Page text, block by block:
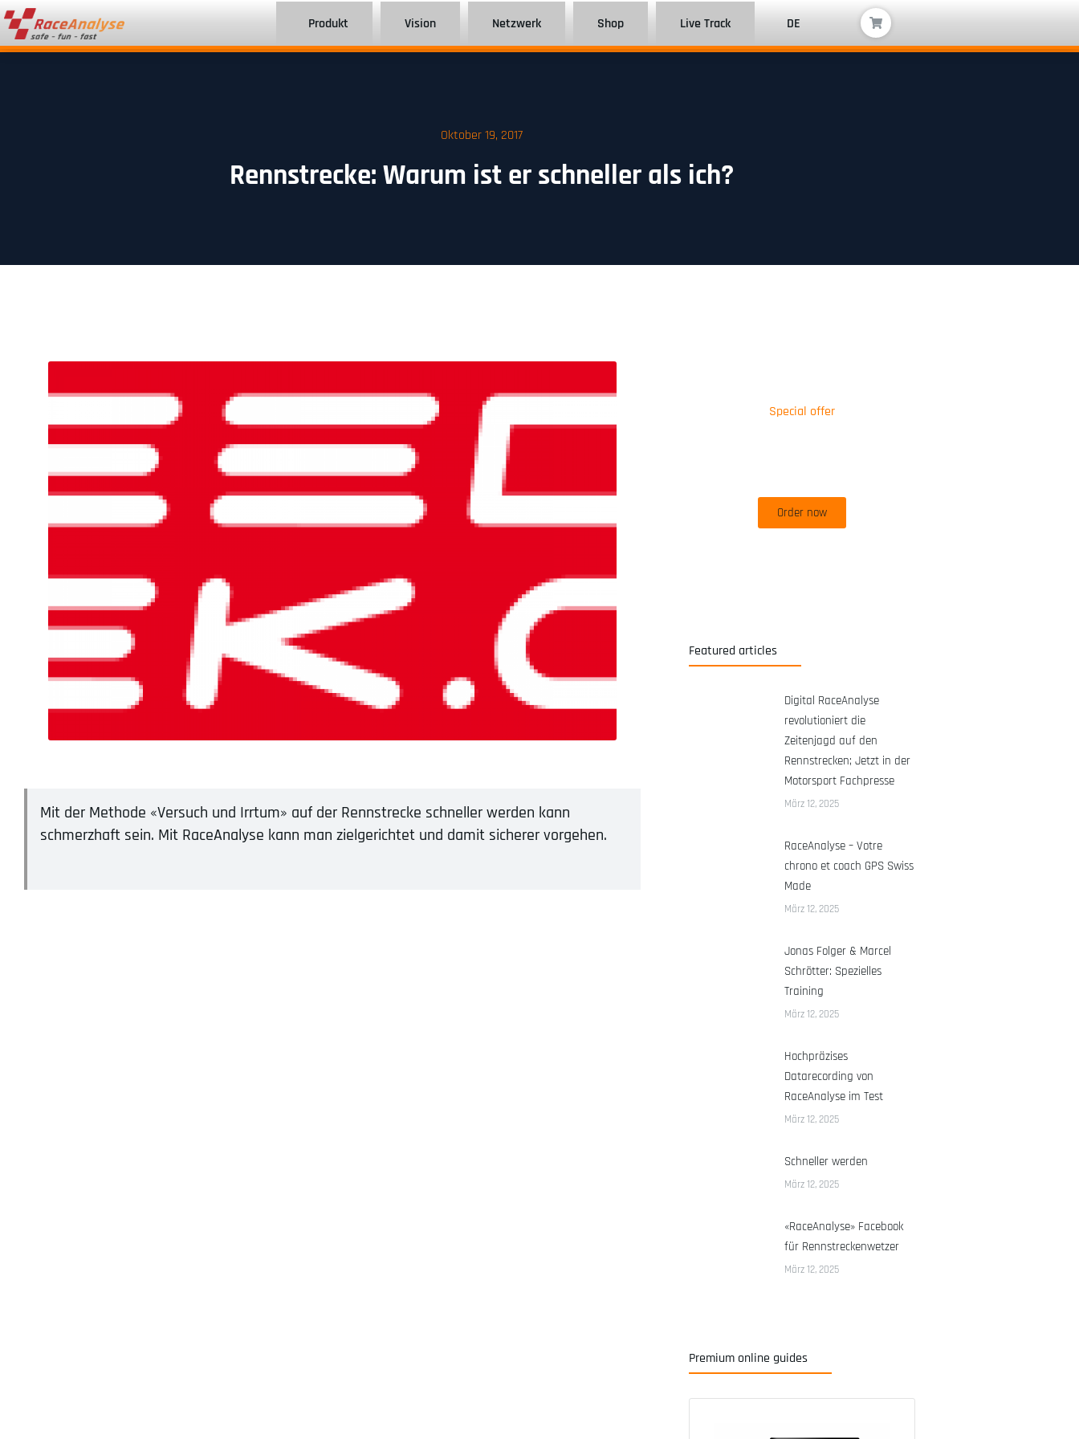
Produkt Vision Netzwerk Shop Live Track DE
Oktober 19, 2017
Rennstrecke: Warum ist er schneller als ich?
Mit der Methode «Versuch und Irrtum» auf der Rennstrecke schneller werden kann
schmerzhaft sein. Mit RaceAnalyse kann man zielgerichtet und damit sicherer vorgehen.
Special offer
Order now
Featured articles
Digital RaceAnalyse
revolutioniert die
Zeitenjagd auf den
Rennstrecken; Jetzt in der
Motorsport Fachpresse
März 12, 2025
RaceAnalyse – Votre
chrono et coach GPS Swiss
Made
März 12, 2025
Jonas Folger & Marcel
Schrötter: Spezielles
Training
März 12, 2025
Hochpräzises
Datarecording von
RaceAnalyse im Test
März 12, 2025
Schneller werden
März 12, 2025
«RaceAnalyse» Facebook
für Rennstreckenwetzer
März 12, 2025
Premium online guides